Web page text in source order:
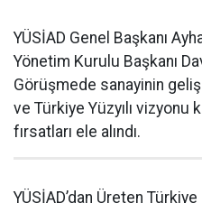
YÜSİAD Genel Başkanı
Yönetim Kurulu Başkanı
Görüşmede sanayinin
ve Türkiye Yüzyılı vizyonu
fırsatları ele alındı.
YÜSİAD’dan Üreten